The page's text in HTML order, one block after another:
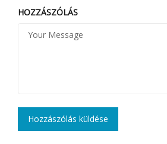
HOZZÁSZÓLÁS